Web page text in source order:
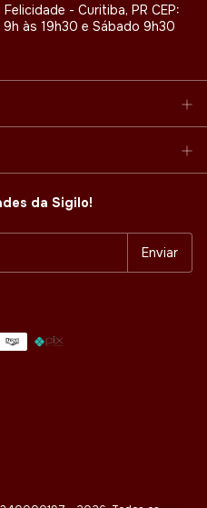
- Curitiba, PR CEP:
às 19h30 e Sábado 9h30
da Sigilo!